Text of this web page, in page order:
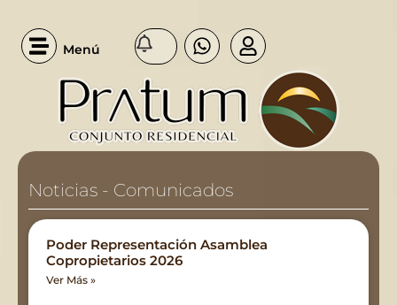
Menú
Noticias - Comunicados
Poder Representación Asamblea
Copropietarios 2026
Ver Más »